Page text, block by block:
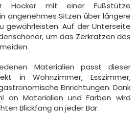
Hocker mit einer Fußstütze
angenehmes Sitzen über längere
gewährleisten. Auf der Unterseite
um das Zerkratzen des
Materialien passt dieser
in Wohnzimmer, Esszimmer,
Einrichtungen. Dank
an Materialien und Farben wird
Blickfang an jeder Bar.